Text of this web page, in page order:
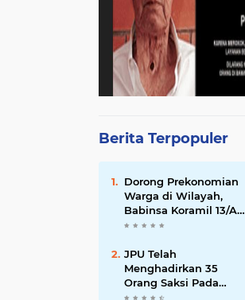
Berita Terpopuler
Dorong Prekonomian
Warga di Wilayah,
Babinsa Koramil 13/AN
Gandeng Kaum Ibu
Menjahit
JPU Telah
Menghadirkan 35
Orang Saksi Pada
Persidangan Perkara